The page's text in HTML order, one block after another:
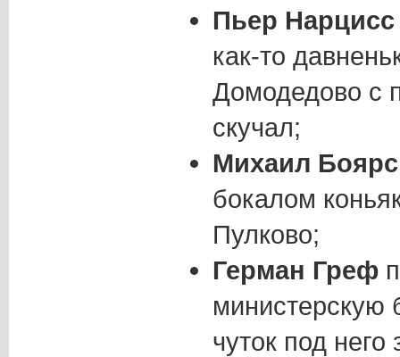
Пьер Нарцисс
как-то
Домодедово с
скучал;
Михаил
бокалом
Пулково;
Герман Греф
министерскую
чуток под